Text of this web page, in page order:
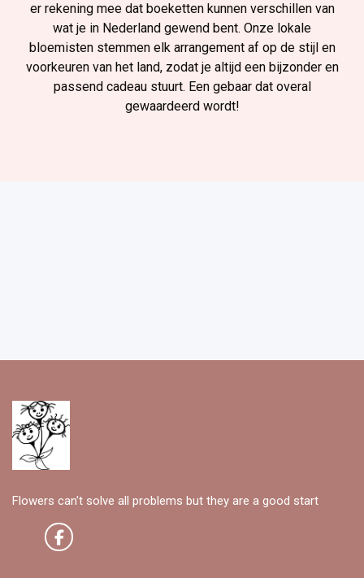
er rekening mee dat boeketten kunnen verschillen van
wat je in Nederland gewend bent. Onze lokale
bloemisten stemmen elk arrangement af op de stijl en
voorkeuren van het land, zodat je altijd een bijzonder en
passend cadeau stuurt. Een gebaar dat overal
gewaardeerd wordt!
Flowers can't solve all problems but they are a good start